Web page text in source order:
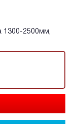
1300-2500мм,